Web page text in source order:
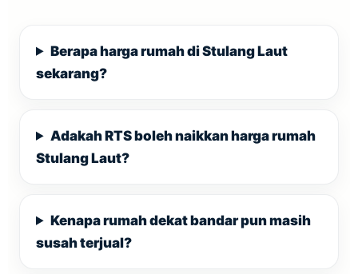
Berapa harga rumah di Stulang Laut
sekarang?
Adakah RTS boleh naikkan harga rumah
Stulang Laut?
Kenapa rumah dekat bandar pun masih
susah terjual?